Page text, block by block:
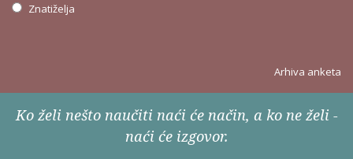
Znatiželja
Arhiva anketa
Ko želi nešto naučiti naći će način, a ko ne želi -
naći će izgovor.